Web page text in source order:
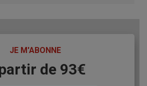
JE M'ABONNE
de 93€